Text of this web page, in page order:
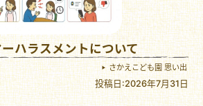
ハラスメントについて
さかえこども園 思い出
投稿日:2026年7月31日